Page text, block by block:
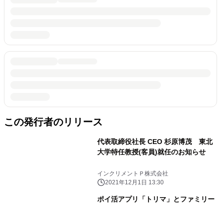
この発行者のリリース
代表取締役社長 CEO 杉原博茂 東北
大学特任教授(客員)就任のお知らせ
インクリメントＰ株式会社
2021年12月1日 13:30
ポイ活アプリ「トリマ」とファミリー